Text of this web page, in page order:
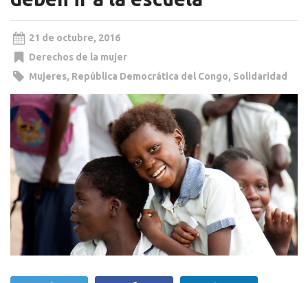
21 de octubre, 2016
Derechos de la mujer
Mujeres, República Democrática del Congo, Solidaridad